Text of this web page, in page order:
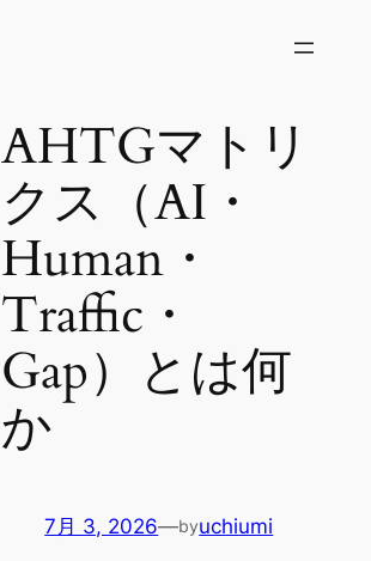
AHTGマトリ
クス（AI・
Human・
Traffic・
Gap）とは何
か
7月 3, 2026—byuchiumi